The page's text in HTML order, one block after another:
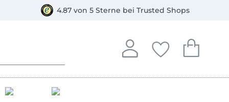
4.87 von 5 Sterne bei Trusted Shops
Anmelden
In deinem Konto
Deine
Du hast keine
Dein
Du hast